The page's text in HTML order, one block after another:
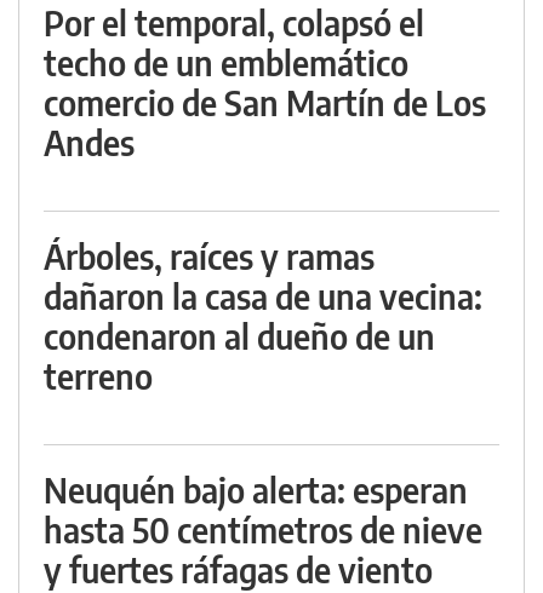
Por el temporal, colapsó el
techo de un emblemático
comercio de San Martín de Los
Andes
Árboles, raíces y ramas
dañaron la casa de una vecina:
condenaron al dueño de un
terreno
Neuquén bajo alerta: esperan
hasta 50 centímetros de nieve
y fuertes ráfagas de viento